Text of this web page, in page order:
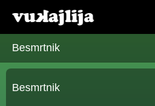
Besmrtnik
Besmrtnik